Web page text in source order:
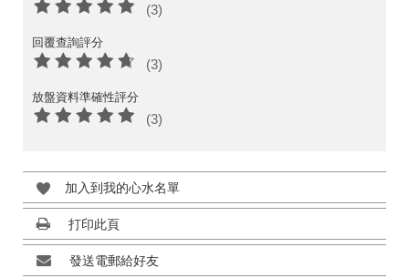
(3)
回覆查詢評分
(3)
放盤資料準確性評分
(3)
加入到我的心水名單
打印此頁
發送電郵給好友